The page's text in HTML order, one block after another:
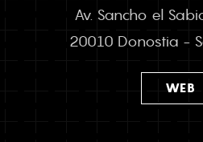
Av. Sancho el
20010 Donostia -
WEB